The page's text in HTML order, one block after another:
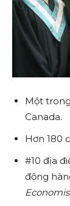
Một
Canada.
Hơn 180
#10 địa
động